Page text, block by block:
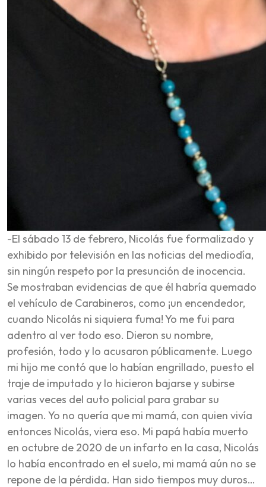
-El sábado 13 de febrero, Nicolás fue formalizado y
exhibido por televisión en las noticias del mediodía,
sin ningún respeto por la presunción de inocencia.
Se mostraban evidencias de que él habría quemado
el vehículo de Carabineros, como ¡un encendedor,
cuando Nicolás ni siquiera fuma! Yo me fui para
adentro al ver todo eso. Dieron su nombre,
profesión, todo y lo acusaron públicamente. Luego
mi hijo me contó que lo habían engrillado, puesto el
traje de imputado y lo hicieron bajarse y subirse
varias veces del auto policial para grabar su
imagen. Yo no quería que mi mamá, con quien vivía
entonces Nicolás, viera eso. Mi papá había muerto
en octubre de 2020 de un infarto en la casa, Nicolás
lo había encontrado en el suelo, mi mamá aún no se
repone de la pérdida. Han sido tiempos muy duros…